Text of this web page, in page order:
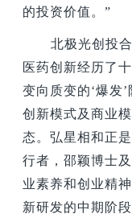
的投资价值。”
北极光创投
医药创新经历了
变向质变的‘爆发
创新模式及商业
态。弘星相和正
行者，邵颖博士
业素养和创业精
新研发的中期阶